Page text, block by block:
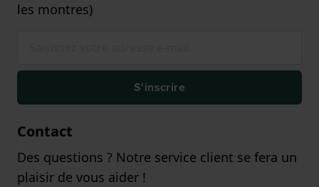
les montres)
S'inscrire
Contact
Des questions ? Notre service client se fera un
plaisir de vous aider !